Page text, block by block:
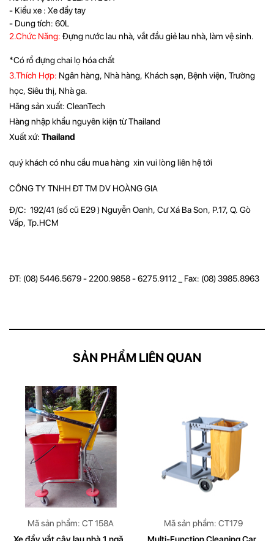
- Kiểu xe : Xe đẩy tay
- Dung tích: 60L
2.Chức Năng: Đựng nước lau nhà, vắt đầu giẻ lau nhà, làm vệ sinh.
*Có rổ đựng chai lọ hóa chất
3.Thích Hợp: Ngân hàng, Nhà hàng, Khách sạn, Bệnh viện, Trường
học, Siêu thị, Nhà ga.
Hãng sản xuất: CleanTech
Hàng nhập khẩu nguyên kiện từ Thailand
Xuất xứ: Thailand
quý khách có nhu cầu mua hàng xin vui lòng liên hệ tới
CÔNG TY TNHH ĐT TM DV HOÀNG GIA
Đ/C: 192/41 (số cũ E29 ) Nguyễn Oanh, Cư Xá Ba Son, P.17, Q. Gò
Vấp, Tp.HCM
ĐT: (08) 5446.5679 - 2200.9858 - 6275.9112 _ Fax: (08) 3985.8963
SẢN PHẨM LIÊN QUAN
Mã sản phẩm: CT 158A
Xe đẩy vắt cây lau nhà 1 ngăn
Mã sản phẩm: CT179
Multi-Function Cleaning Cart